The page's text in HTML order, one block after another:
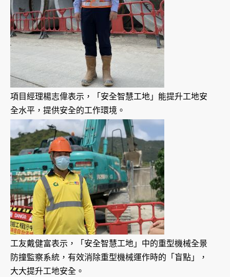
項目經理楊志偉表示，「安全智慧工地」能提升工地安
全水平，提供安全的工作環境。
工友戴健富表示，「安全智慧工地」中的重型機械全景
防撞監察系統，有效消除重型機械運作時的「盲點」，
大大提升工地安全。